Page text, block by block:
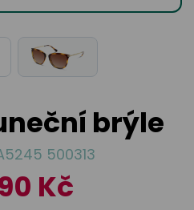
brýle
brýle
500313
Kč